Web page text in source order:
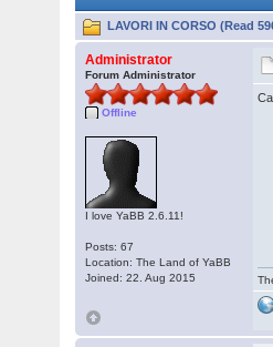
LAVORI IN CORSO (Read
Administrator
Forum Administrator
Offline
I love YaBB 2.6.11!
Posts: 67
Location: The Land of YaBB
Joined: 22. Aug 2015